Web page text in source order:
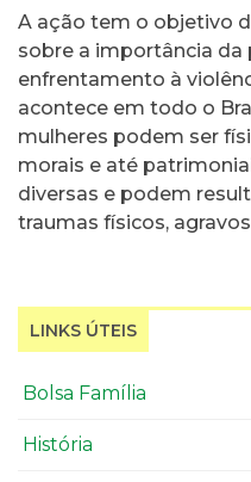
A ação tem o objetivo
sobre a importância da
enfrentamento à
acontece em todo o
mulheres podem ser
morais e até
diversas e podem
traumas físicos,
LINKS ÚTEIS
Bolsa Família
História